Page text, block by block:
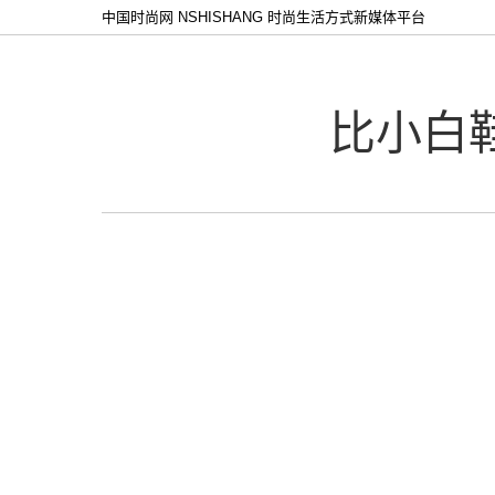
中国时尚网 NSHISHANG 时尚生活方式新媒体平台
比小白